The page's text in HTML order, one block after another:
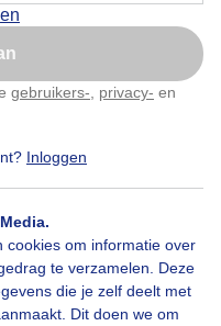
gebruikers- privacy- en
Inloggen
cookies om informatie over
te verzamelen. Deze
die je zelf deelt met
Dit doen we om
later
te passen